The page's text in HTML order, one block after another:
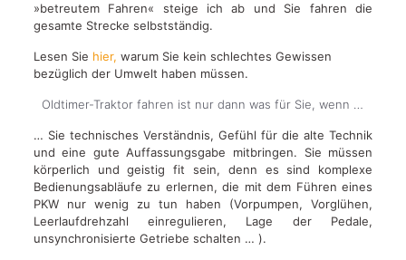
»betreutem Fahren« steige ich ab und Sie fahren die
gesamte Strecke selbstständig.
Lesen Sie hier, warum Sie kein schlechtes Gewissen
bezüglich der Umwelt haben müssen.
Oldtimer-Traktor fahren ist nur dann was für Sie, wenn …
… Sie technisches Verständnis, Gefühl für die alte Technik
und eine gute Auffassungsgabe mitbringen. Sie müssen
körperlich und geistig fit sein, denn es sind komplexe
Bedienungsabläufe zu erlernen, die mit dem Führen eines
PKW nur wenig zu tun haben (Vorpumpen, Vorglühen,
Leerlaufdrehzahl einregulieren, Lage der Pedale,
unsynchronisierte Getriebe schalten … ).